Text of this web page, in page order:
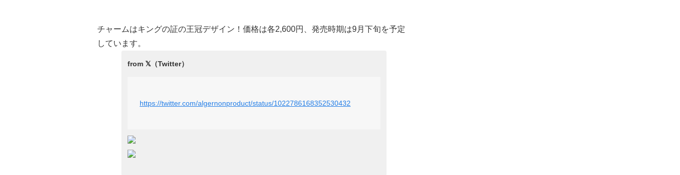
チャームはキングの証の王冠デザイン！価格は各2,600円、発売時期は9月下旬を予定
しています。
https://twitter.com/algernonproduct/status/1022786168352530432